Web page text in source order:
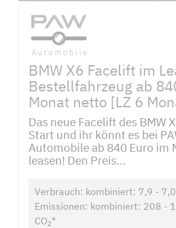
BMW X6 Facelift im
Bestellfahrzeug ab
Monat netto [LZ 6
Das neue Facelift des BMW
Start und ihr könnt es bei
Automobile ab 840 Euro im
leasen! Den Preis...
Verbrauch: kombiniert: 7,9 -
Emissionen: kombiniert: 208 -
CO2*